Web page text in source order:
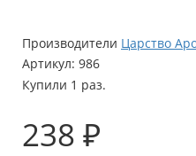
Производители Царство
Артикул: 986
Купили 1 раз.
238 ₽